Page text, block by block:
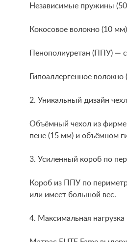
Независимые пружины
Кокосовое волокно (10
Пенополиуретан (ППУ) —
Гипоаллергенное
2. Уникальный дизайн
Объёмный чехол из
пене (15 мм) и объёмном
3. Усиленный короб по
Короб из ППУ по
или имеет большой вес.
4. Максимальная нагрузка